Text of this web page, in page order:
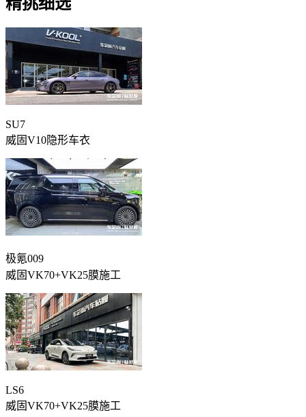
SU7
威固V10隐形车衣
极氪009
威固VK70+VK25膜施工
LS6
威固VK70+VK25膜施工